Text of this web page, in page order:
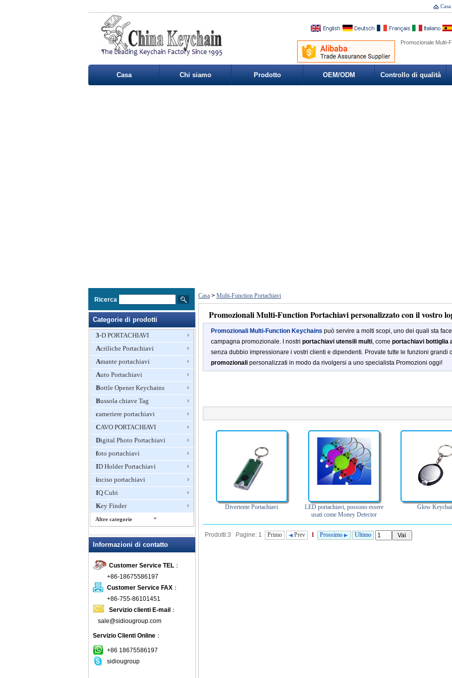
Casa
Promozionale Multi-
Casa Chi siamo Prodotto OEM/ODM Controllo di qualità
Ricerca
Categorie di prodotti
3-D PORTACHIAVI
Acriliche Portachiavi
Amante portachiavi
Auto Portachiavi
Bottle Opener Keychains
Bussola chiave Tag
cameriere portachiavi
CAVO PORTACHIAVI
Digital Photo Portachiavi
foto portachiavi
ID Holder Portachiavi
inciso portachiavi
IQ Cubi
Key Finder
Altre categorie
LED portachiavi
Luci
METRO PORTACHIAVI
Morbido portachiavi
Moschettone portachiavi
Multi-Function Portachiavi
novità portachiavi
Penna Portachiavi
Pill Box Portachiavi
Informazioni di contatto
Customer Service TEL ：
+86-18675586197
Customer Service FAX ：
+86-755-86101451
Servizio clienti E-mail ：
sale@sidiougroup.com
Servizio Clienti Online ：
+86 18675586197
sidiougroup
Casa > Multi-Function Portachiavi
Promozionali Multi-Function Portachiavi personalizzato con il vostro
Promozionali Multi-Function Keychains può servire a molti scopi, uno dei quali sta
campagna promozionale. I nostri portachiavi utensili multi, come portachiavi bottiglia
senza dubbio impressionare i vostri clienti e dipendenti. Provate tutte le funzioni grandi
promozionali personalizzati in modo da rivolgersi a uno specialista Promozioni oggi!
Divertente Portachiavi
LED portachiavi, possono essere
usati come Money Detector
Glow
Prodotti:3 Pagine: 1 Primo Prev 1 Prossimo Ultimo